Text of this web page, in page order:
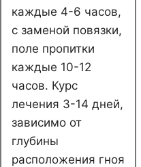
каждые 4-6 часов,
с заменой повязки,
поле пропитки
каждые 10-12
часов. Курс
лечения 3-14 дней,
зависимо от
глубины
расположения гноя